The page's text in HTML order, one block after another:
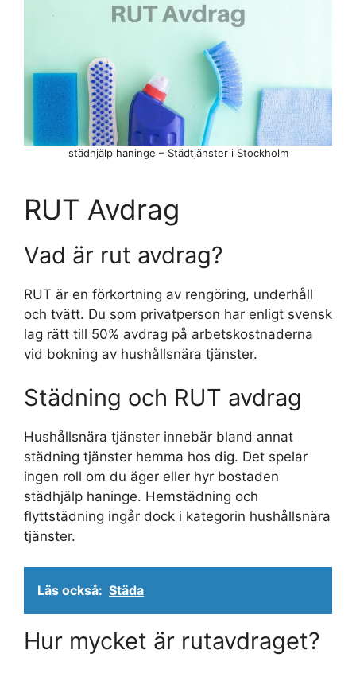
RUT Avdrag
Vad är rut avdrag?
RUT är en förkortning av rengöring, underhåll
och tvätt. Du som privatperson har enligt svensk
lag rätt till 50% avdrag på arbetskostnaderna
vid bokning av hushållsnära tjänster.
Städning och RUT avdrag
Hushållsnära tjänster innebär bland annat
städning tjänster hemma hos dig. Det spelar
ingen roll om du äger eller hyr bostaden
städhjälp haninge. Hemstädning och
flyttstädning ingår dock i kategorin hushållsnära
tjänster.
Läs också: Städa
Hur mycket är rutavdraget?
städhjälp haninge – Städtjänster i Stockholm